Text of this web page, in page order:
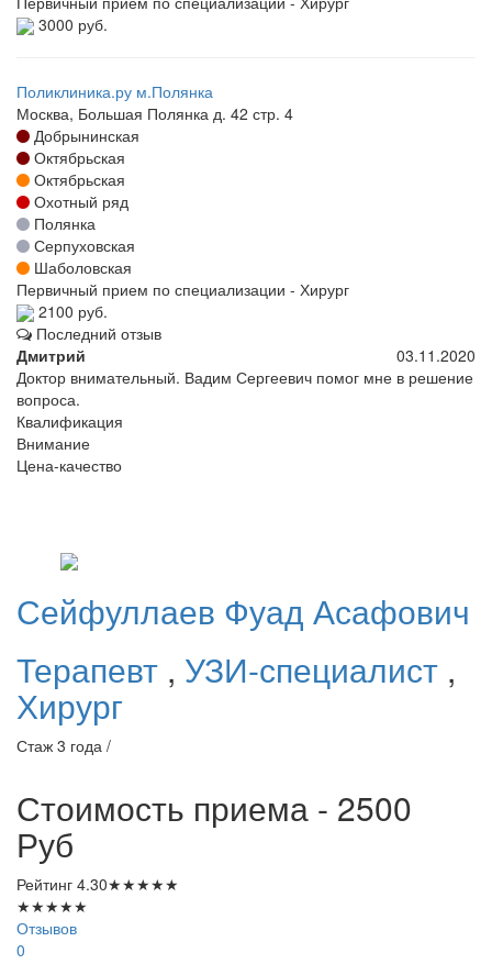
3000 руб.
Поликлиника.ру м.Полянка
Москва, Большая Полянка д. 42 стр. 4
Добрынинская
Октябрьская
Октябрьская
Охотный ряд
Полянка
Серпуховская
Шаболовская
Первичный прием по специализации - Хирург
2100 руб.
Последний отзыв
Дмитрий
03.11.2020
Доктор внимательный. Вадим Сергеевич помог мне в решение
вопроса.
Квалификация
Внимание
Цена-качество
Сейфуллаев Фуад Асафович
Терапевт , УЗИ-специалист ,
Хирург
Стаж 3 года /
Стоимость приема - 2500
Руб
Рейтинг 4.30★★★★★
★★★★★
Отзывов
0